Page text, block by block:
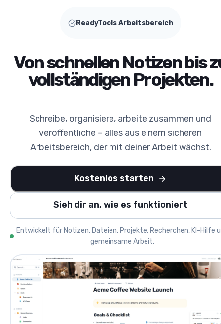
ReadyTools Arbeitsbereich
Von schnellen Notizen bis
vollständigen Projekten.
Schreibe, organisiere, arbeite zusammen und
veröffentliche – alles aus einem sicheren
Arbeitsbereich, der mit deiner Arbeit wächst.
Kostenlos starten
Sieh dir an, wie es funktioniert
Entwickelt für Notizen, Dateien, Projekte, Recherchen, KI-Hilfe
gemeinsame Arbeit.